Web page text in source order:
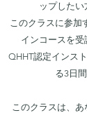
ップしたい
このクラスに参加
インコースを受
QHHT認定インス
る3日
このクラスは、あ